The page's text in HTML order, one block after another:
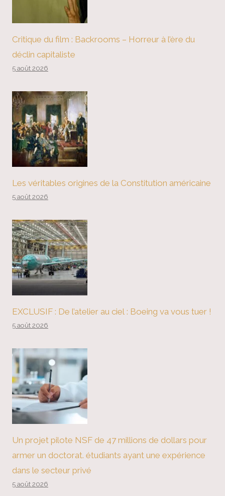
Critique du film : Backrooms – Horreur à l’ère du
déclin capitaliste
5 août 2026
Les véritables origines de la Constitution américaine
5 août 2026
EXCLUSIF : De l’atelier au ciel : Boeing va vous tuer !
5 août 2026
Un projet pilote NSF de 47 millions de dollars pour
armer un doctorat. étudiants ayant une expérience
dans le secteur privé
5 août 2026